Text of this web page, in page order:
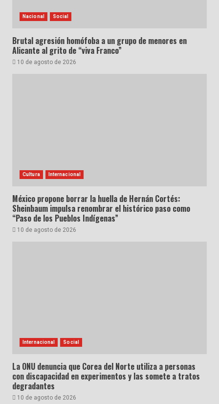
Nacional Social
Brutal agresión homófoba a un grupo de menores en
Alicante al grito de “viva Franco”
10 de agosto de 2026
Cultura Internacional
México propone borrar la huella de Hernán Cortés:
Sheinbaum impulsa renombrar el histórico paso como
“Paso de los Pueblos Indígenas”
10 de agosto de 2026
Internacional Social
La ONU denuncia que Corea del Norte utiliza a personas
con discapacidad en experimentos y las somete a tratos
degradantes
10 de agosto de 2026